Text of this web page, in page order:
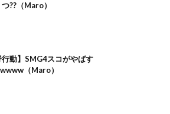
??（Maro）
行動】SMG4スコがやばす
（Maro）